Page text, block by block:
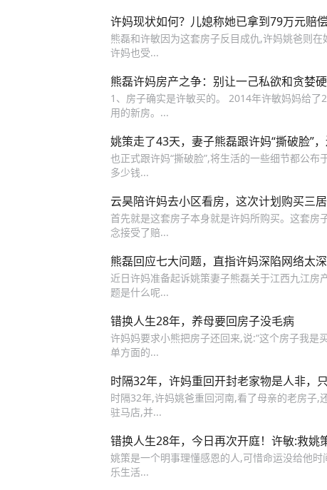
许妈现状如何？儿媳称她已拿到79万元赔
熊磊和许敏因为这套房子反目成仇,许妈姚爸则
许妈也受...
熊磊许妈房产之争：别让一己私欲和贪婪
1、房子确实是许敏买的。 2014年许敏妈妈给
用的新房。...
姚策走了43天，妻子熊磊跟许妈“撕破脸”
也正式跟许妈“撕破脸”,将生活的一些细节都公
多少钱...
云昊陪许妈去小区看房，这次计划购买三
首先就是这套房子本身就是许妈所购买。这套
念接受了赔...
熊磊回应七大问题，直指许妈深陷网络太
近日许妈准备起诉姚策妻子熊磊关于江西九江房
题是什么呢...
错换人生28年，养母要回房子没毛病
许妈妈要求小熊把房子还回来,说:“这个房子我
单方面的...
时隔32年，许妈重回开封老家物是人非，
时隔32年,许妈姚爸重回河南,看了母亲的老房子
驻马店,并...
错换人生28年，今日再次开庭！许敏:救姚
姚策是一个明事理懂感恩的人,可惜命运没给他
乐生活...